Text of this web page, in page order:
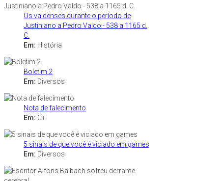
Os valdenses durante o período de
Justiniano a Pedro Valdo - 538 a 1165 d.
C.
Em: História
Boletim 2
Em: Diversos
Nota de falecimento
Em: C+
5 sinais de que você é viciado em games
Em: Diversos